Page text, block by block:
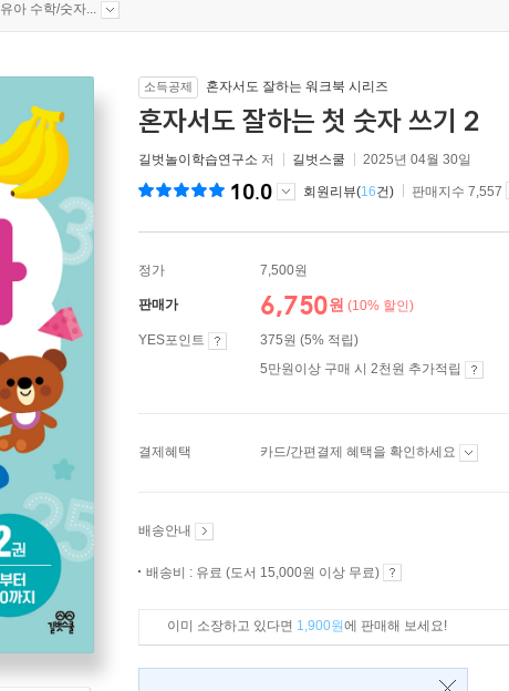
유아 수학/숫자...
소득공제 혼자서도 잘하는 워크북 시리즈
혼자서도 잘하는 첫 숫자 쓰기 2
길벗놀이학습연구소 저 길벗스쿨 2025년 04월 30일
10.0 회원리뷰(16건) 판매지수 7,557
정가 7,500원
판매가 6,750원 (10% 할인)
YES포인트
375원 (5% 적립)
5만원이상 구매 시 2천원 추가적립
결제혜택 카드/간편결제 혜택을 확인하세요
배송안내
배송비 : 유료 (도서 15,000원 이상 무료)
이미 소장하고 있다면 1,900원에 판매해 보세요!